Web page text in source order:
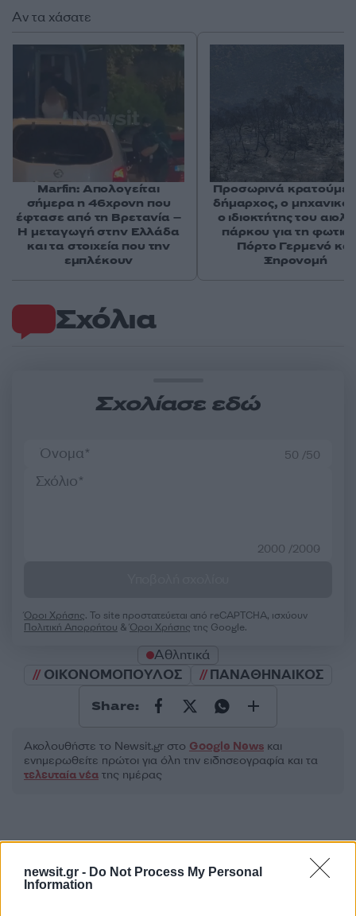
newsit.gr - Do Not Process My Personal
Information
Σχόλια
Σχολίασε εδώ
50 /50
2000 /2000
Όροι Χρήσης. Το site προστατεύεται από reCAPTCHA, ισχύουν
Πολιτική Απορρήτου &Όροι Χρήσης της Google.
Αθλητικά
ΟΙΚΟΝΟΜΟΠΟΥΛΟΣ
ΠΑΝΑΘΗΝΑΙΚΟΣ
Share:
Ακολουθήστε το Νewsit.gr στο Google News και
ενημερωθείτε πρώτοι για όλη την ειδησεογραφία και τα
τελευταία νέα της ημέρας
Αν τα χάσατε
Marfin: Απολογείται
σήμερα η 46χρονη που
έφτασε από τη Βρετανία –
Η μεταγωγή στην Ελλάδα
και τα στοιχεία που την
εμπλέκουν
Προσωρινά
δήμαρχος, ο μηχανικός
ο ιδιοκτήτης του
πάρκου για τη φωτιά
Πόρτο Γερμενό και
Ξηρονομή
Πιο δημοφιλή